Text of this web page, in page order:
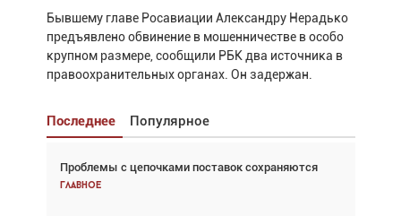
Бывшему главе Росавиации Александру Нерадько
предъявлено обвинение в мошенничестве в особо
крупном размере, сообщили РБК два источника в
правоохранительных органах. Он задержан.
Последнее Популярное
Проблемы с цепочками поставок сохраняются
Главное
Взгляд с высоты: тандем вертолётов и БПЛА в
спасательных операциях